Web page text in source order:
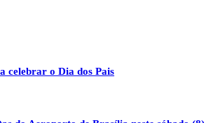
celebrar o Dia dos Pais